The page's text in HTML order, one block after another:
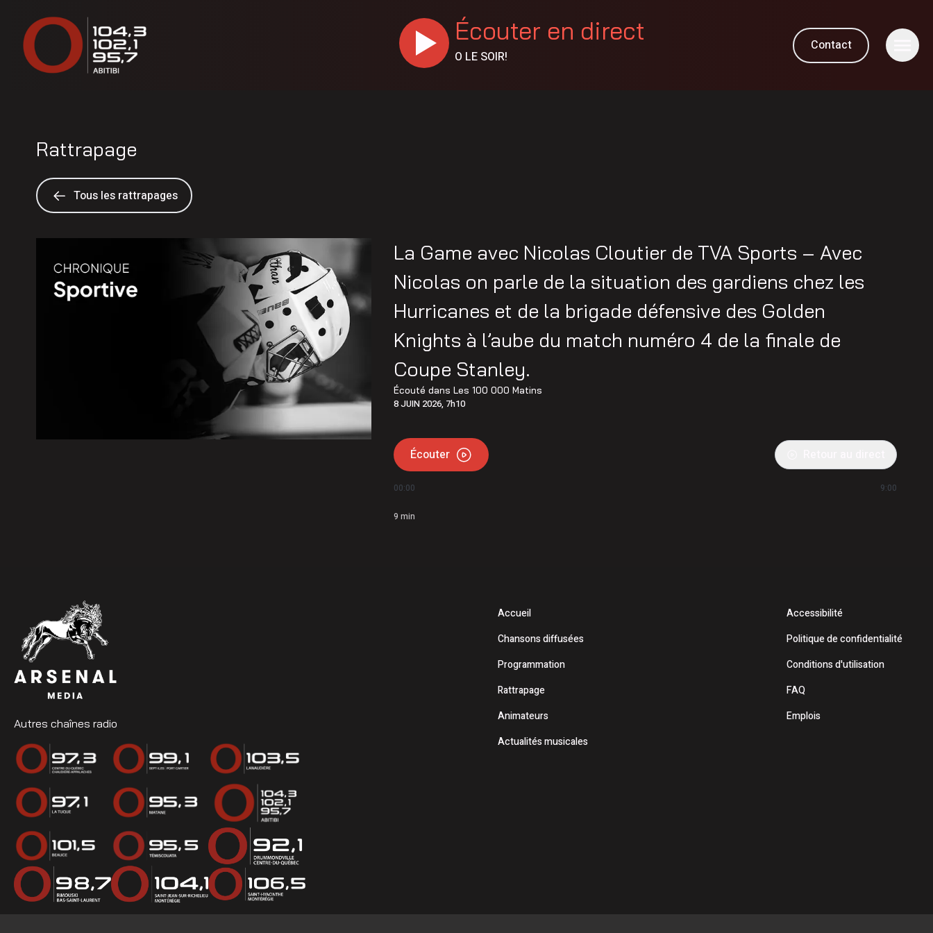
Écouter en direct
O LE SOIR!
Contact
Rattrapage
Tous les rattrapages
La Game avec Nicolas Cloutier de TVA Sports – Avec
Nicolas on parle de la situation des gardiens chez les
Hurricanes et de la brigade défensive des Golden
Knights à l’aube du match numéro 4 de la finale de
Coupe Stanley.
Écouté dansLes 100 000 Matins
8 JUIN 2026, 7h10
Écouter
00:00 9:00
9 min
Autres chaînes radio
Accueil
Chansons diffusées
Programmation
Rattrapage
Animateurs
Actualités musicales
Accessibilité
Politique de confidentialité
Conditions d'utilisation
FAQ
Emplois